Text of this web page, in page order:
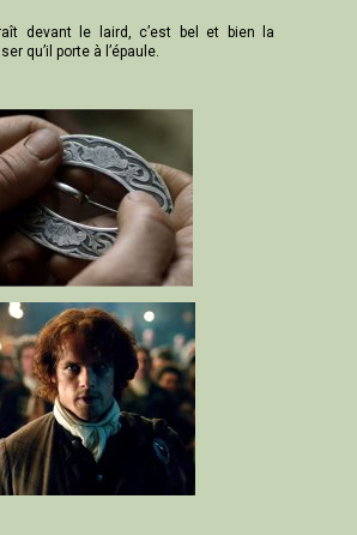
devant le laird, c’est bel et bien la
qu’il porte à l’épaule.